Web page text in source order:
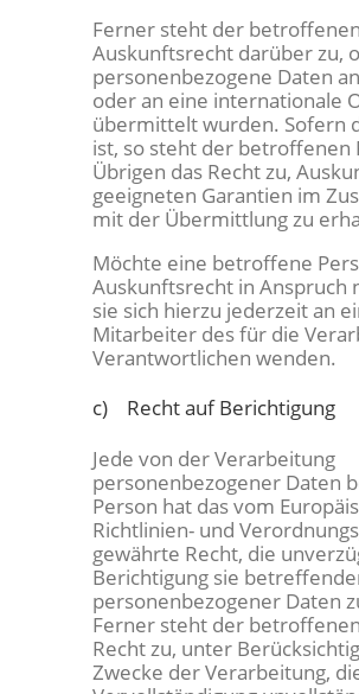
Ferner steht der
Auskunftsrecht darüber zu,
personenbezogene Daten
oder an eine internationale
übermittelt wurden. Sofern
ist, so steht der betroffenen
Übrigen das Recht zu,
geeigneten Garantien im
mit der Übermittlung zu
Möchte eine betroffene
Auskunftsrecht in Anspruch
sie sich hierzu jederzeit an
Mitarbeiter des für die
Verantwortlichen wenden.
c) Recht auf Berichtigung
Jede von der Verarbeitung
personenbezogener Daten
Person hat das vom
Richtlinien- und
gewährte Recht, die
Berichtigung sie
personenbezogener Daten
Ferner steht der
Recht zu, unter
Zwecke der Verarbeitung,